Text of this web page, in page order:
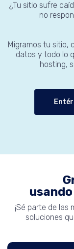
¿Tu sitio sufre
no
Migramos tu sitio,
datos y todo lo
hosting,
¡Sé parte de las
soluciones